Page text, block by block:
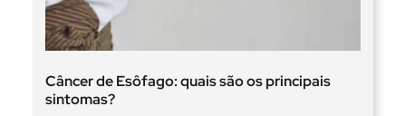
Câncer de Esôfago: quais são os principais
sintomas?